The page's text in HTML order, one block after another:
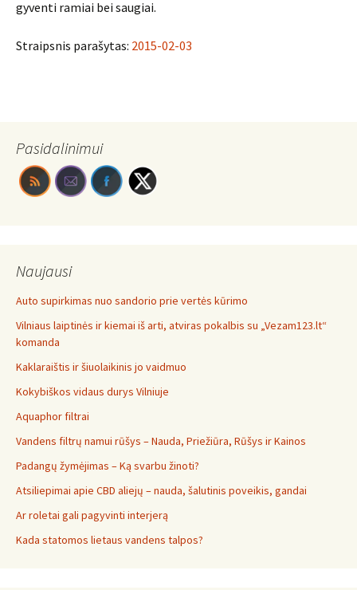
gyventi ramiai bei saugiai.
Straipsnis parašytas: 2015-02-03
Pasidalinimui
Naujausi
Auto supirkimas nuo sandorio prie vertės kūrimo
Vilniaus laiptinės ir kiemai iš arti, atviras pokalbis su „Vezam123.lt“
komanda
Kaklaraištis ir šiuolaikinis jo vaidmuo
Kokybiškos vidaus durys Vilniuje
Aquaphor filtrai
Vandens filtrų namui rūšys – Nauda, Priežiūra, Rūšys ir Kainos
Padangų žymėjimas – Ką svarbu žinoti?
Atsiliepimai apie CBD aliejų – nauda, šalutinis poveikis, gandai
Ar roletai gali pagyvinti interjerą
Kada statomos lietaus vandens talpos?